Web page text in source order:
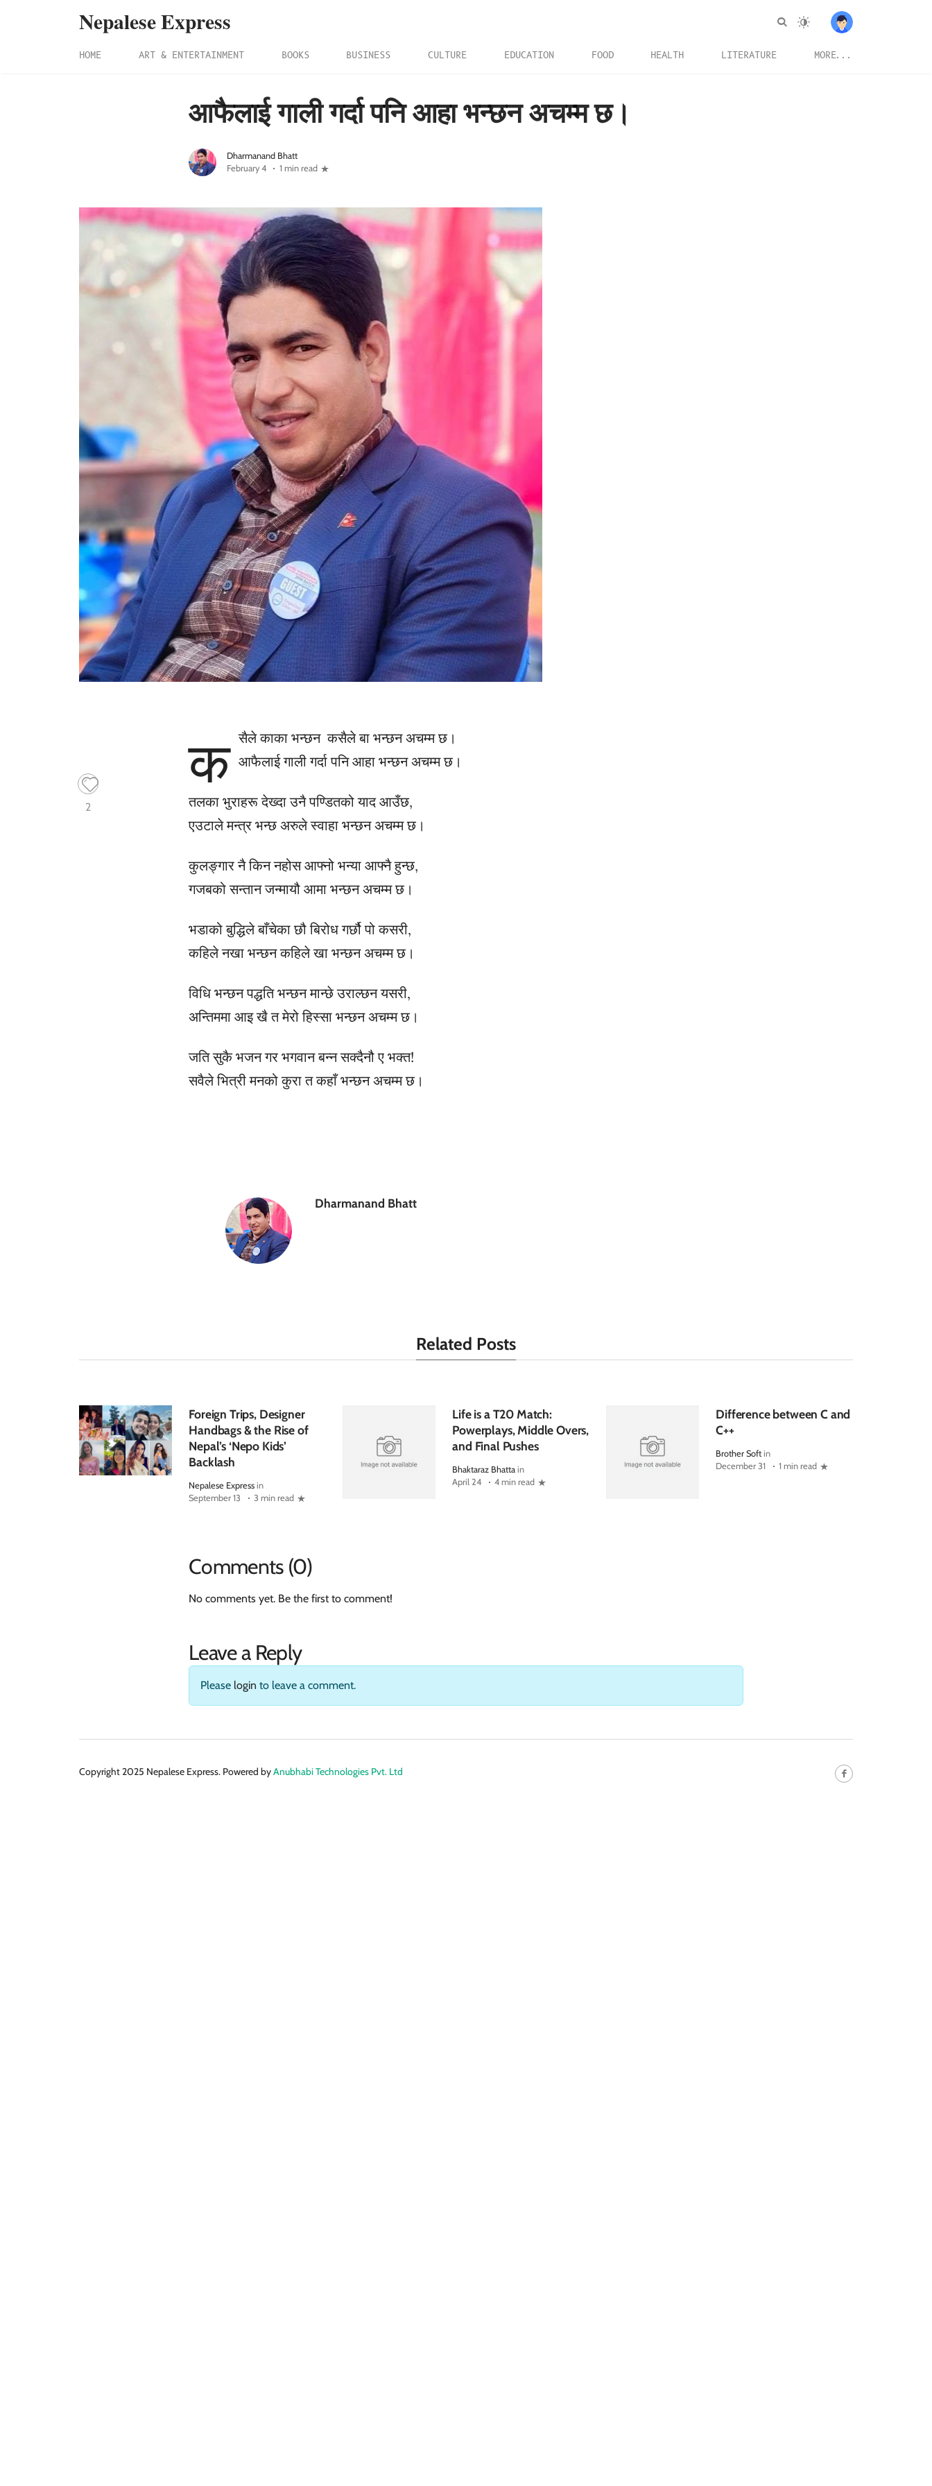
Nepalese Express
HOME ART & ENTERTAINMENT BOOKS BUSINESS CULTURE EDUCATION FOOD HEALTH LITERATURE MORE...
आफैलाई गाली गर्दा पनि आहा भन्छन अचम्म छ।
Dharmanand Bhatt
February 4
1 min read
2
क सैले काका भन्छन कसैले बा भन्छन अचम्म छ।
आफैलाई गाली गर्दा पनि आहा भन्छन अचम्म छ।
तलका भुराहरू देख्दा उनै पण्डितको याद आउँछ,
एउटाले मन्त्र भन्छ अरुले स्वाहा भन्छन अचम्म छ।
कुलङ्गार नै किन नहोस आफ्नो भन्या आफ्नै हुन्छ,
गजबको सन्तान जन्मायौ आमा भन्छन अचम्म छ।
भडाको बुद्धिले बाँचेका छौ बिरोध गर्छौ पो कसरी,
कहिले नखा भन्छन कहिले खा भन्छन अचम्म छ।
विधि भन्छन पद्धति भन्छन मान्छे उराल्छन यसरी,
अन्तिममा आइ खै त मेरो हिस्सा भन्छन अचम्म छ।
जति सुकै भजन गर भगवान बन्न सक्दैनौ ए भक्त!
सवैले भित्री मनको कुरा त कहाँ भन्छन अचम्म छ।
Dharmanand Bhatt
Related Posts
Foreign Trips, Designer
Handbags & the Rise of
Nepal’s ‘Nepo Kids’
Backlash
Nepalese Express in
September 13
3 min read
Life is a T20 Match:
Powerplays, Middle Overs,
and Final Pushes
Bhaktaraz Bhatta in
April 24
4 min read
Difference between C and
C++
Brother Soft in
December 31
1 min read
Comments (0)
No comments yet. Be the first to comment!
Leave a Reply
Please login to leave a comment.
Copyright 2025 Nepalese Express. Powered byAnubhabi Technologies Pvt. Ltd